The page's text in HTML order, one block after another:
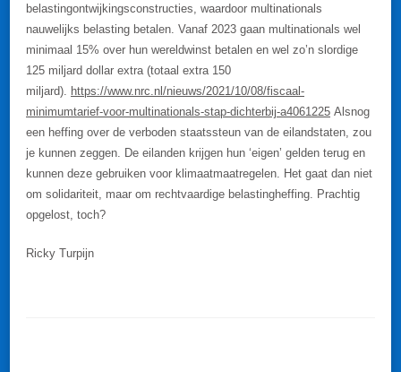
belastingontwijkingsconstructies, waardoor multinationals
nauwelijks belasting betalen. Vanaf 2023 gaan multinationals wel
minimaal 15% over hun wereldwinst betalen en wel zo’n slordige
125 miljard dollar extra (totaal extra 150
miljard). https://www.nrc.nl/nieuws/2021/10/08/fiscaal-
minimumtarief-voor-multinationals-stap-dichterbij-a4061225 Alsnog
een heffing over de verboden staatssteun van de eilandstaten, zou
je kunnen zeggen. De eilanden krijgen hun ‘eigen’ gelden terug en
kunnen deze gebruiken voor klimaatmaatregelen. Het gaat dan niet
om solidariteit, maar om rechtvaardige belastingheffing. Prachtig
opgelost, toch?
Ricky Turpijn